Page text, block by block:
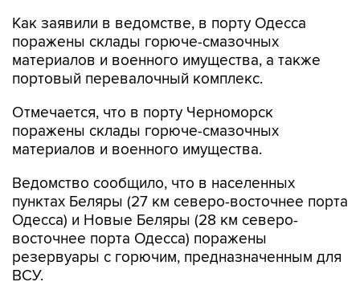
Как заявили в ведомстве, в порту Одесса
поражены склады горюче-смазочных
материалов и военного имущества, а также
портовый перевалочный комплекс.
Отмечается, что в порту Черноморск
поражены склады горюче-смазочных
материалов и военного имущества.
Ведомство сообщило, что в населенных
пунктах Беляры (27 км северо-восточнее порта
Одесса) и Новые Беляры (28 км северо-
восточнее порта Одесса) поражены
резервуары с горючим, предназначенным для
ВСУ.